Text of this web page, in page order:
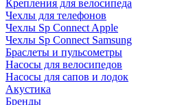
Крепления для велосипеда
Чехлы для телефонов
Чехлы Sp Connect Apple
Чехлы Sp Connect Samsung
Браслеты и пульсометры
Насосы для велосипедов
Насосы для сапов и лодок
Акустика
Бренды